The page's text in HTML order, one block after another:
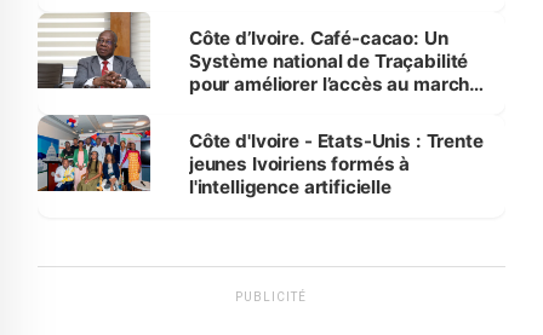
Côte d’Ivoire. Café-cacao: Un
Système national de Traçabilité
pour améliorer l’accès au marché
Côte d'Ivoire - Etats-Unis : Trente
jeunes Ivoiriens formés à
l'intelligence artificielle
PUBLICITÉ